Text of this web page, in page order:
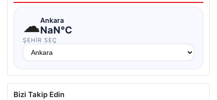
☁Ankara
NaN°C
ŞEHIR SEÇ
Bizi Takip Edin